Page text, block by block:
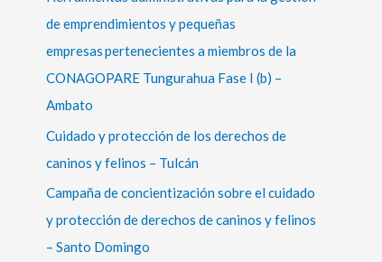
de emprendimientos y pequeñas
empresas pertenecientes a miembros de la
CONAGOPARE Tungurahua Fase I (b) –
Ambato
Cuidado y protección de los derechos de
caninos y felinos – Tulcán
Campaña de concientización sobre el cuidado
y protección de derechos de caninos y felinos
– Santo Domingo